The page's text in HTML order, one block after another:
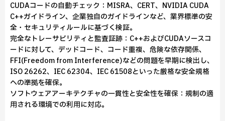
CUDAコードの自動チェック：MISRA、CERT、NVIDIA CUDA
C++ガイドライン、企業独自のガイドラインなど、業界標準の安
全・セキュリティルールに基づく検証。
完全なトレーサビリティと監査証跡：C++およびCUDAソースコ
ードに対して、デッドコード、コード重複、危険な依存関係、
FFI(Freedom from Interference)などの問題を早期に検出し、
ISO 26262、IEC 62304、IEC 61508といった厳格な安全規格
への準拠を確保。
ソフトウェアアーキテクチャの一貫性と安全性を確保：規制の適
用される環境での利用に対応。